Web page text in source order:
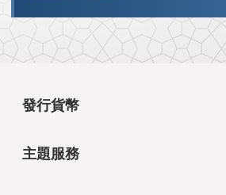
發行貨幣
主題服務